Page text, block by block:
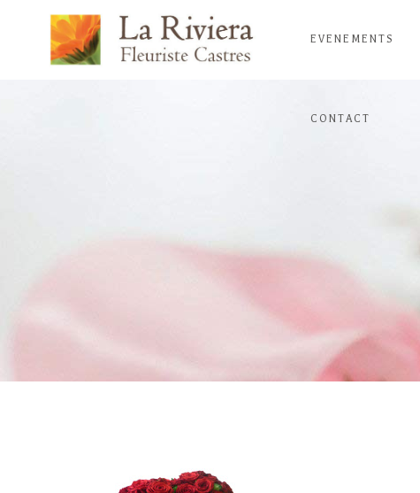
EVENEMENTS
CONTACT